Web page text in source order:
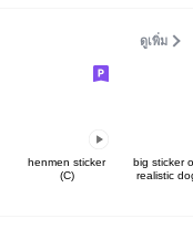
ดูเพิ่ม
henmen sticker
(C)
big sticker
realistic